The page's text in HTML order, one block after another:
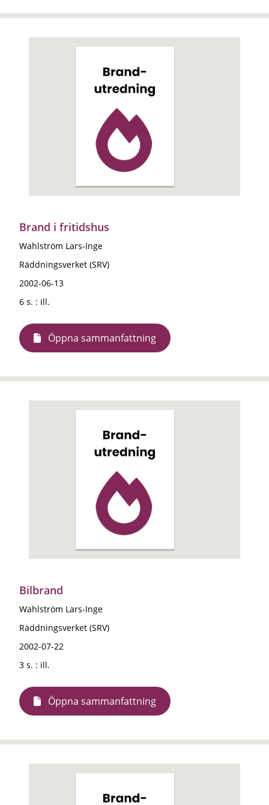
Brand i fritidshus
Wahlström Lars-Inge
Räddningsverket (SRV)
2002-06-13
6 s. : ill.
Öppna sammanfattning
Bilbrand
Wahlström Lars-Inge
Räddningsverket (SRV)
2002-07-22
3 s. : ill.
Öppna sammanfattning